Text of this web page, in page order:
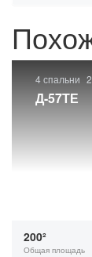
4 спальни
Д-57ТЕ
200²
Общая площадь